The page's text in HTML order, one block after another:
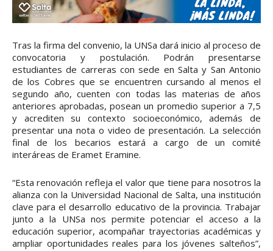
Tras la firma del convenio, la UNSa dará inicio al proceso de
convocatoria y postulación. Podrán presentarse
estudiantes de carreras con sede en Salta y San Antonio
de los Cobres que se encuentren cursando al menos el
segundo año, cuenten con todas las materias de años
anteriores aprobadas, posean un promedio superior a 7,5
y acrediten su contexto socioeconómico, además de
presentar una nota o video de presentación. La selección
final de los becarios estará a cargo de un comité
interáreas de Eramet Eramine.
“Esta renovación refleja el valor que tiene para nosotros la
alianza con la Universidad Nacional de Salta, una institución
clave para el desarrollo educativo de la provincia. Trabajar
junto a la UNSa nos permite potenciar el acceso a la
educación superior, acompañar trayectorias académicas y
ampliar oportunidades reales para los jóvenes salteños”,